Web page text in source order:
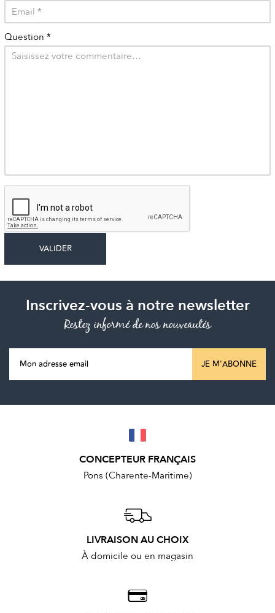
Question *
Inscrivez-vous à notre newsletter
Restez informé de nos nouveautés
JE M'ABONNE
CONCEPTEUR FRANÇAIS
Pons (Charente-Maritime)
LIVRAISON AU CHOIX
À domicile ou en magasin